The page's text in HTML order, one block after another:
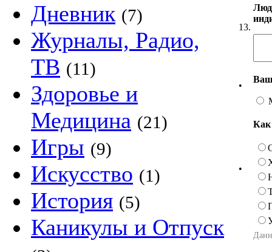
Дневник (7)
Журналы, Радио,
ТВ (11)
Здоровье и
Медицина (21)
Игры (9)
Искусство (1)
История (5)
Каникулы и Отпуск
13.
•
•
Как